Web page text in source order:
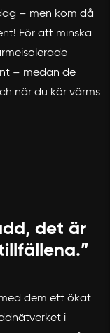
– men kom då
För att minska
– medan de
när du kör värms
det är
dem ett ökat
i